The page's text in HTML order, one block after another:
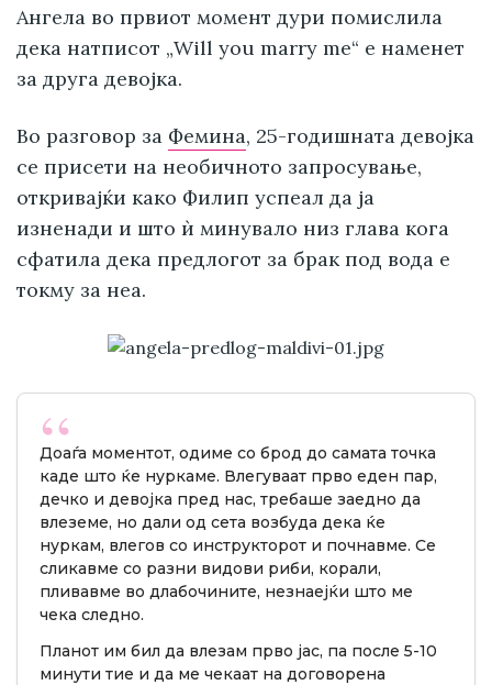
Ангела во првиот момент дури помислила
дека натписот „Will you marry me“ е наменет
за друга девојка.
Во разговор за Фемина, 25-годишната девојка
се присети на необичното запросување,
откривајќи како Филип успеал да ја
изненади и што ѝ минувало низ глава кога
сфатила дека предлогот за брак под вода е
токму за неа.
Доаѓа моментот, одиме со брод до самата точка
каде што ќе нуркаме. Влегуваат прво еден пар,
дечко и девојка пред нас, требаше заедно да
влеземе, но дали од сета возбуда дека ќе
нуркам, влегов со инструкторот и почнавме. Се
сликавме со разни видови риби, корали,
пливавме во длабочините, незнаејќи што ме
чека следно.
Планот им бил да влезам прво јас, па после 5-10
минути тие и да ме чекаат на договорена